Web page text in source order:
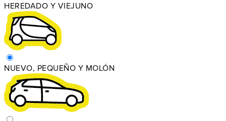
HEREDADO Y VIEJUNO
NUEVO, PEQUEÑO Y MOLÓN